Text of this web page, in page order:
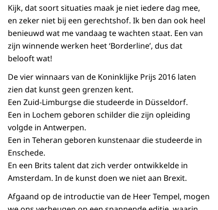
Kijk, dat soort situaties maak je niet iedere dag mee,
en zeker niet bij een gerechtshof. Ik ben dan ook heel
benieuwd wat me vandaag te wachten staat. Een van
zijn winnende werken heet ‘Borderline’, dus dat
belooft wat!
De vier winnaars van de Koninklijke Prijs 2016 laten
zien dat kunst geen grenzen kent.
Een Zuid-Limburgse die studeerde in Düsseldorf.
Een in Lochem geboren schilder die zijn opleiding
volgde in Antwerpen.
Een in Teheran geboren kunstenaar die studeerde in
Enschede.
En een Brits talent dat zich verder ontwikkelde in
Amsterdam. In de kunst doen we niet aan Brexit.
Afgaand op de introductie van de Heer Tempel, mogen